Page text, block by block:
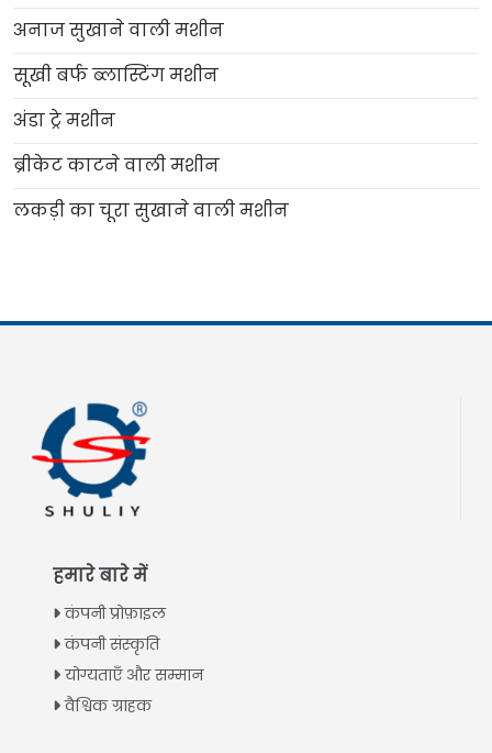
अनाज सुखाने वाली मशीन
सूखी बर्फ ब्लास्टिंग मशीन
अंडा ट्रे मशीन
ब्रीकेट काटने वाली मशीन
लकड़ी का चूरा सुखाने वाली मशीन
हमारे बारे में
कंपनी प्रोफ़ाइल
कंपनी संस्कृति
योग्यताएँ और सम्मान
वैश्विक ग्राहक